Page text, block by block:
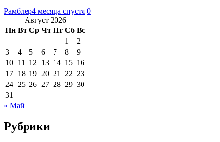
Рамблер4 месяца спустя 0
Август 2026
Пн Вт Ср Чт Пт Сб Вс
1
2
3
4 5 6 7 8
9
10 11 12 13 14 15 16
17 18 19 20 21 22 23
24 25 26 27 28 29 30
31
« Май
Рубрики